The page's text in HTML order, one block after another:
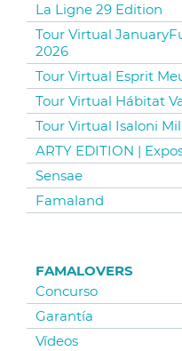
La Ligne 29 Edition
Tour Virtual
2026
Tour Virtual Esprit
Tour Virtual Hábitat
Tour Virtual Isaloni
ARTY EDITION |
Sensae
Famaland
FAMALOVERS
Concurso
Garantía
Vídeos